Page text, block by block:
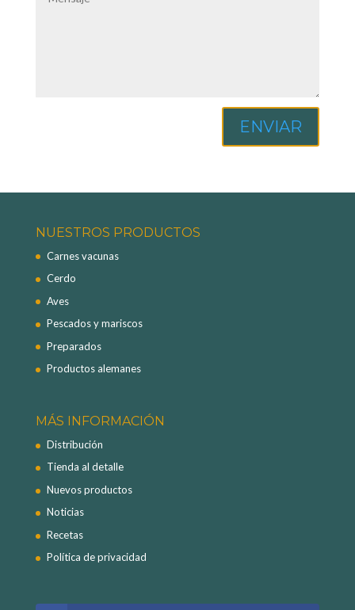
ENVIAR
NUESTROS PRODUCTOS
Carnes vacunas
Cerdo
Aves
Pescados y mariscos
Preparados
Productos alemanes
MÁS INFORMACIÓN
Distribución
Tienda al detalle
Nuevos productos
Noticias
Recetas
Política de privacidad